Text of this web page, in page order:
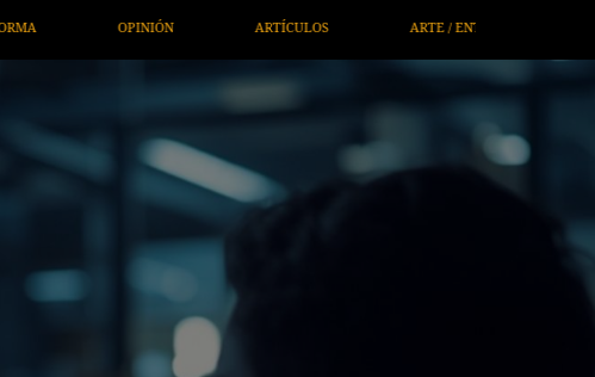
ARTE / ENTRETENIMIENTO ECONOMÍA / NEGOCIOS